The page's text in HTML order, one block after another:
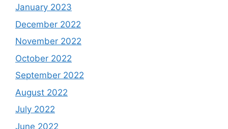
January 2023
December 2022
November 2022
October 2022
September 2022
August 2022
July 2022
June 2022